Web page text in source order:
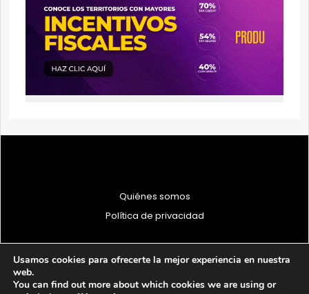
Quiénes somos
Política de privacidad
Usamos cookies para ofrecerte la mejor experiencia en nuestra
web.
You can find out more about which cookies we are using or